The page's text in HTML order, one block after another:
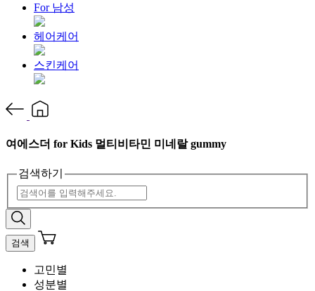
For 남성
헤어케어
스킨케어
여에스더 for Kids 멀티비타민 미네랄 gummy
검색하기
검색
고민별
성분별